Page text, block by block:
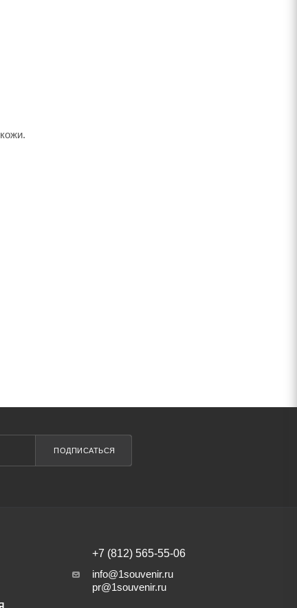
ПОДПИСАТЬСЯ
+7 (812) 565-55-06
info@1souvenir.ru
pr@1souvenir.ru